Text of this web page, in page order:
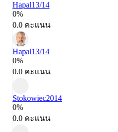
Hapal13/14
0%
0.0 คะแนน
Hapal13/14
0%
0.0 คะแนน
Stokowiec2014
0%
0.0 คะแนน